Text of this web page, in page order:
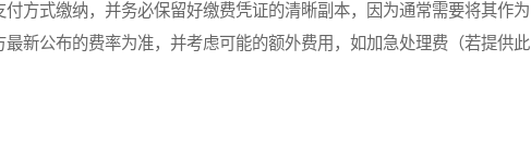
方式缴纳，并务必保留好缴费凭证的清晰副本，因为通常需要将其作为
新公布的费率为准，并考虑可能的额外费用，如加急处理费（若提供此